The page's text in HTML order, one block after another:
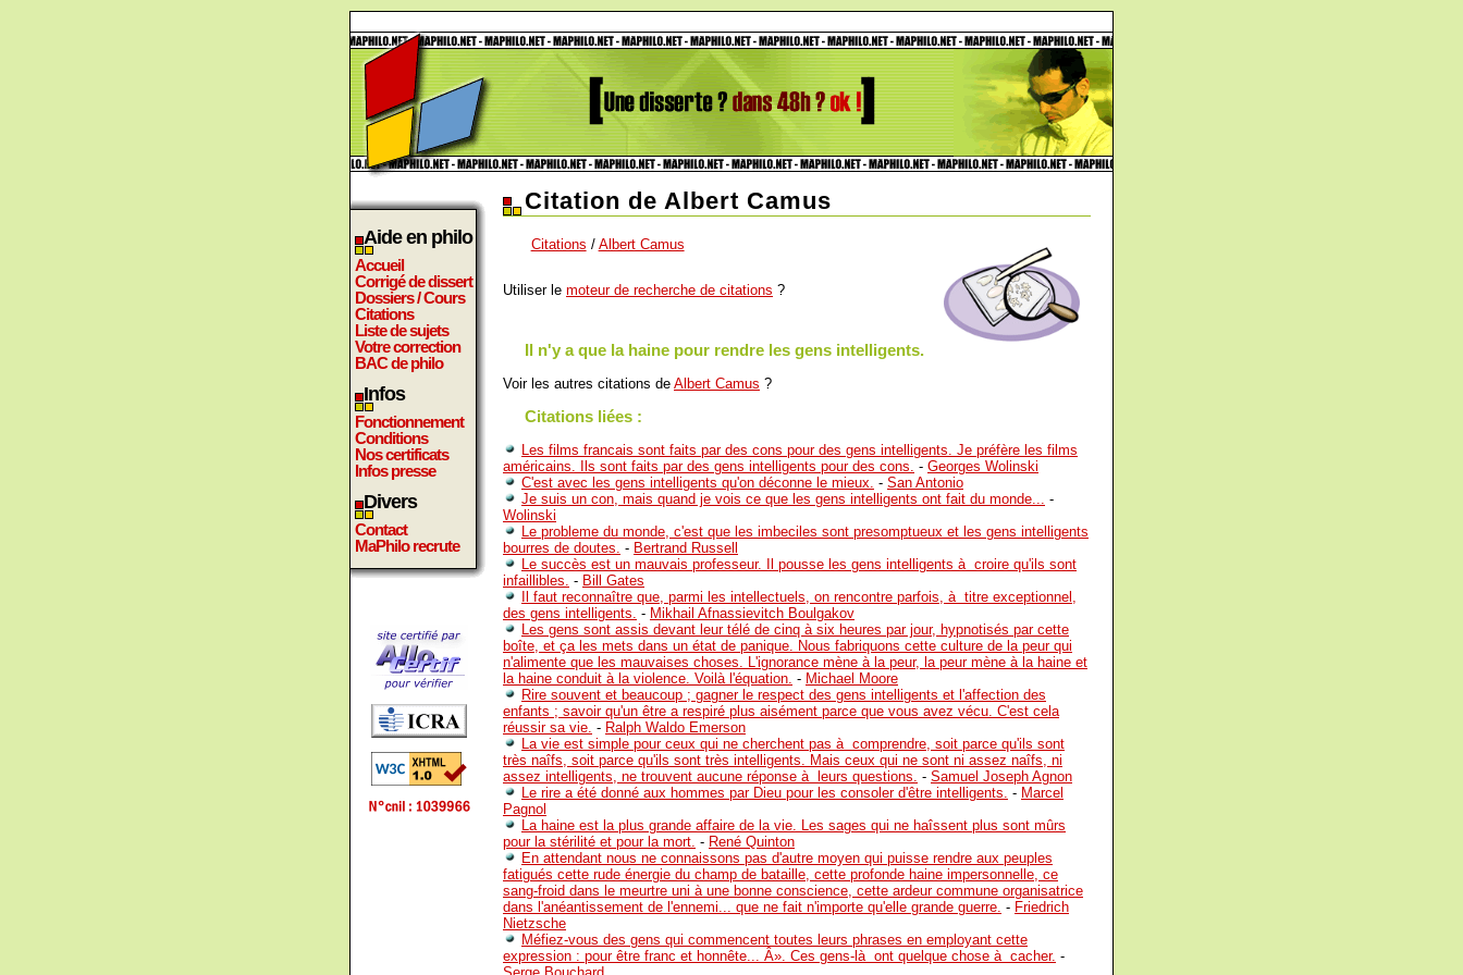
Aide en philo
Accueil
Corrigé de dissert
Dossiers / Cours
Citations
Liste de sujets
Votre correction
BAC de philo
Infos
Fonctionnement
Conditions
Nos certificats
Infos presse
Divers
Contact
MaPhilo recrute
Citation de Albert Camus
Citations / Albert Camus
Utiliser le moteur de recherche de citations ?
Il n'y a que la haine pour rendre les gens intelligents.
Voir les autres citations de Albert Camus ?
Citations liées :
Les films francais sont faits par des cons pour des gens intelligents. Je préfère les films
américains. Ils sont faits par des gens intelligents pour des cons. - Georges Wolinski
C'est avec les gens intelligents qu'on déconne le mieux. - San Antonio
Je suis un con, mais quand je vois ce que les gens intelligents ont fait du monde... -
Wolinski
Le probleme du monde, c'est que les imbeciles sont presomptueux et les gens intelligents
bourres de doutes. - Bertrand Russell
Le succès est un mauvais professeur. Il pousse les gens intelligents à croire qu'ils sont
infaillibles. - Bill Gates
Il faut reconnaître que, parmi les intellectuels, on rencontre parfois, à titre exceptionnel,
des gens intelligents. - Mikhail Afnassievitch Boulgakov
Les gens sont assis devant leur télé de cinq à six heures par jour, hypnotisés par cette
boîte, et ça les mets dans un état de panique. Nous fabriquons cette culture de la peur qui
n'alimente que les mauvaises choses. L'ignorance mène à la peur, la peur mène à la haine et
la haine conduit à la violence. Voilà l'équation. - Michael Moore
Rire souvent et beaucoup ; gagner le respect des gens intelligents et l'affection des
enfants ; savoir qu'un être a respiré plus aisément parce que vous avez vécu. C'est cela
réussir sa vie. - Ralph Waldo Emerson
La vie est simple pour ceux qui ne cherchent pas à comprendre, soit parce qu'ils sont
très naîfs, soit parce qu'ils sont très intelligents. Mais ceux qui ne sont ni assez naîfs, ni
assez intelligents, ne trouvent aucune réponse à leurs questions. - Samuel Joseph Agnon
Le rire a été donné aux hommes par Dieu pour les consoler d'être intelligents. - Marcel
Pagnol
La haine est la plus grande affaire de la vie. Les sages qui ne haîssent plus sont mûrs
pour la stérilité et pour la mort. - René Quinton
En attendant nous ne connaissons pas d'autre moyen qui puisse rendre aux peuples
fatigués cette rude énergie du champ de bataille, cette profonde haine impersonnelle, ce
sang-froid dans le meurtre uni à une bonne conscience, cette ardeur commune organisatrice
dans l'anéantissement de l'ennemi... que ne fait n'importe qu'elle grande guerre. - Friedrich
Nietzsche
Méfiez-vous des gens qui commencent toutes leurs phrases en employant cette
expression : pour être franc et honnête... Â». Ces gens-là ont quelque chose à cacher. -